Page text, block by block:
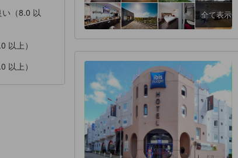
（8.0 以
以上）
以上）
全て表示